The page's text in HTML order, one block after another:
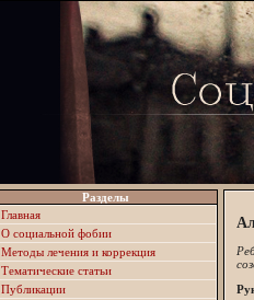
Разделы
Главная
О социальной фобии
Методы лечения и коррекция
Тематические статьи
Публикации